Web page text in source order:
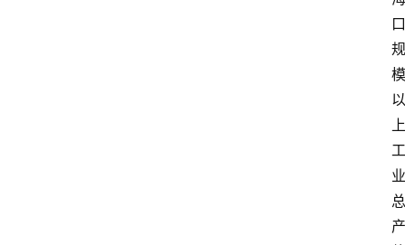
口
规
模
以
上
工
业
总
产